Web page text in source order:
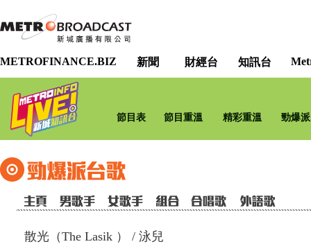
METROFINANCE.BIZ 新聞 財經台 知訊台
節目表 節目重溫 精彩重溫 勁爆
散光（The Lasik ） / 泳兒